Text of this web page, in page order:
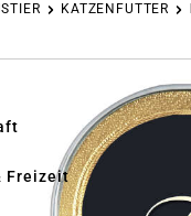
Freizeit
KATZENFUTTER